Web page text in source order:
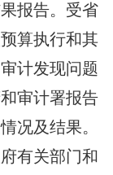
报告。受省
算执行和其
计发现问题
审计署报告
况及结果。
有关部门和